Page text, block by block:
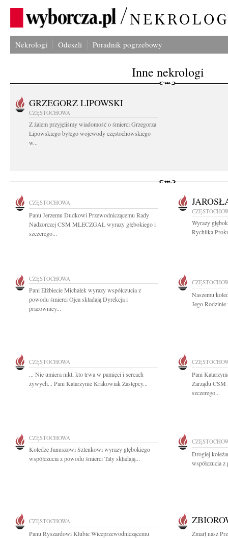
Nekrologi Odeszli Poradnik pogrzebowy
Inne nekrologi
GRZEGORZ LIPOWSKI
CZĘSTOCHOWA
Z żalem przyjęliśmy wiadomość o śmierci Grzegorza
Lipowskiego byłego wojewody częstochowskiego
w...
CZĘSTOCHOWA
Panu Jerzemu Dudkowi Przewodniczącemu Rady
Nadzorczej CSM MLECZGAL wyrazy głębokiego i
szczerego...
Wyrazy
Rychlika
CZĘSTOCHOWA
Pani Elżbiecie Michałek wyrazy współczucia z
powodu śmierci Ojca składają Dyrekcja i
pracownicy...
Naszemu
Jego Rodzinie
CZĘSTOCHOWA
... Nie umiera nikt, kto trwa w pamięci i sercach
żywych... Pani Katarzynie Krakowiak Zastępcy...
Pani
Zarządu
szczerego...
CZĘSTOCHOWA
Koledze Januszowi Szlenkowi wyrazy głębokiego
współczucia z powodu śmierci Taty składają...
Drogiej
współczucia
CZĘSTOCHOWA
Panu Ryszardowi Klubie Wiceprzewodniczącemu
Zmarł nasz